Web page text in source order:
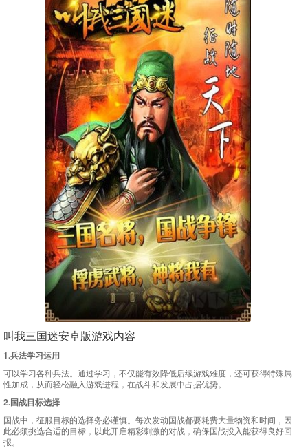
叫我三国迷安卓版游戏内容
1.兵法学习运用
可以学习各种兵法。通过学习，不仅能有效降低后续游戏难度，还可获得特殊属
性加成，从而轻松融入游戏进程，在战斗和发展中占据优势。
2.国战目标选择
国战中，征服目标的选择务必谨慎。每次发动国战都要耗费大量物资和时间，因
此必须挑选合适的目标，以此开启精彩刺激的对战，确保国战投入能获得良好回
报。